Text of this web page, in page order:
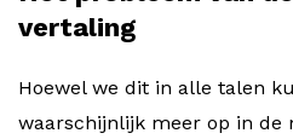
vertaling
Hoewel we dit in alle talen
waarschijnlijk meer op in de